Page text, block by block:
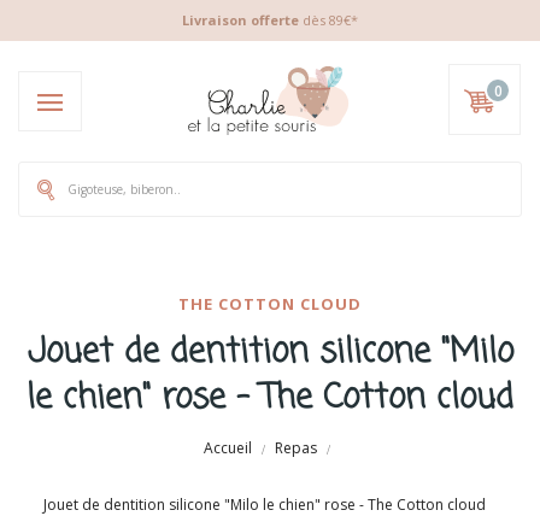
Livraison offerte dès 89€*
0
THE COTTON CLOUD
Jouet de dentition silicone "Milo
le chien" rose - The Cotton cloud
Accueil Repas
Jouet de dentition silicone "Milo le chien" rose - The Cotton cloud